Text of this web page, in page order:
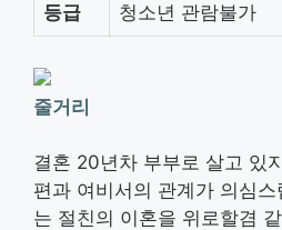
등급 청소년 관람불가
줄거리
결혼 20년차 부부로 살고 있
편과 여비서의 관계가 의심
는 절친의 이혼을 위로할겸